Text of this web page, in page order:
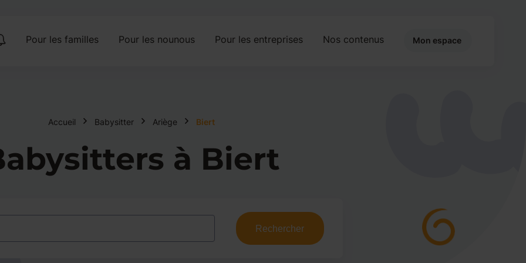
Pour les familles Pour les nounous Pour les entreprises Nos contenus Mon espace
Accueil Babysitter Ariège Biert
à Biert
Rechercher